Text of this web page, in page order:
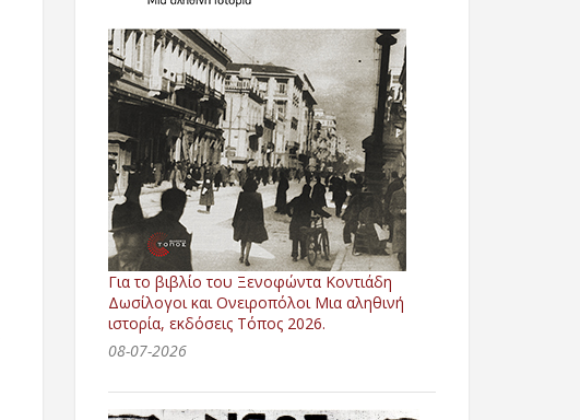
Για το βιβλίο του Ξενοφώντα Κοντιάδη
Δωσίλογοι και Ονειροπόλοι Μια αληθινή
ιστορία, εκδόσεις Τόπος 2026.
08-07-2026